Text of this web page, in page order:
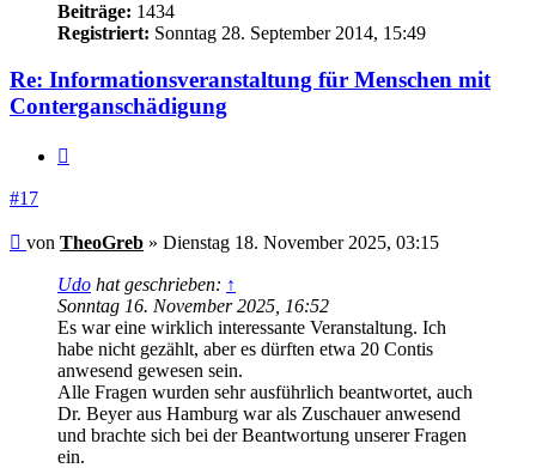
Beiträge: 1434
Registriert: Sonntag 28. September 2014, 15:49
Re: Informationsveranstaltung für Menschen mit
Conterganschädigung
#17
Beitrag
von TheoGreb » Dienstag 18. November 2025, 03:15
Udo hat geschrieben: ↑
Sonntag 16. November 2025, 16:52
Es war eine wirklich interessante Veranstaltung. Ich
habe nicht gezählt, aber es dürften etwa 20 Contis
anwesend gewesen sein.
Alle Fragen wurden sehr ausführlich beantwortet, auch
Dr. Beyer aus Hamburg war als Zuschauer anwesend
und brachte sich bei der Beantwortung unserer Fragen
ein.